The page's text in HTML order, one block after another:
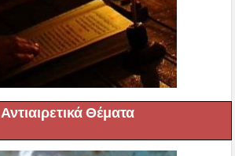
Αντιαιρετικά Θέματα